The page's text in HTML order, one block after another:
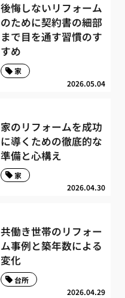
後悔しないリフォーム
のために契約書の細部
まで目を通す習慣のす
すめ
2026.05.04
家
家のリフォームを成功
に導くための徹底的な
準備と心構え
2026.04.30
家
共働き世帯のリフォー
ム事例と築年数による
変化
2026.04.29
台所